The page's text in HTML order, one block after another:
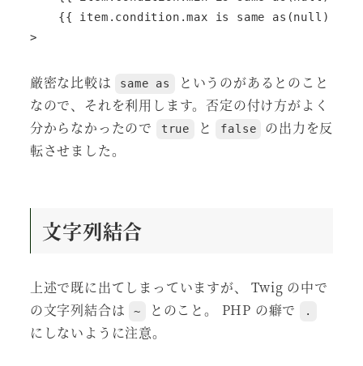
{{ item.condition.max is same as(null) ?
厳密な比較は same as
というのがあるとのこと
なので、それを利用します。否定の付け方がよく
分からなかったので
true と false
の出力を反
転させました。
文字列結合
上述で既に出てしまっていますが、 Twig の中で
の文字列結合は
~ とのこと。 PHP の癖で .
にしないように注意。